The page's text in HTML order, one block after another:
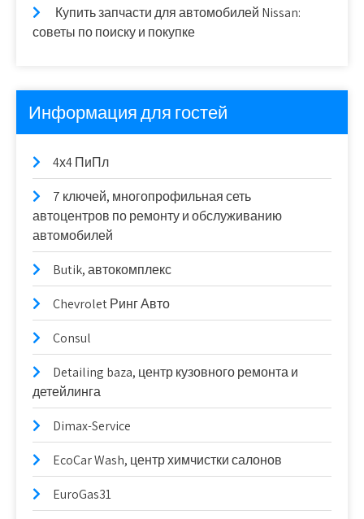
Купить запчасти для автомобилей Nissan:
советы по поиску и покупке
Информация для гостей
4х4 ПиПл
7 ключей, многопрофильная сеть
автоцентров по ремонту и обслуживанию
автомобилей
Butik, автокомплекс
Chevrolet Ринг Авто
Consul
Detailing baza, центр кузовного ремонта и
детейлинга
Dimax-Service
EcoCar Wash, центр химчистки салонов
EuroGas31